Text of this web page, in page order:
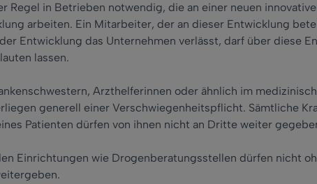
Regel in Betrieben notwendig, die an einer neuen
arbeiten. Ein Mitarbeiter, der an dieser Entwicklung
Entwicklung das Unternehmen verlässt, darf über diese
lassen.
Arzthelferinnen oder ähnlich im
generell einer Verschwiegenheitspflicht. Sämtliche
Patienten dürfen von ihnen nicht an Dritte weiter
Einrichtungen wie Drogenberatungsstellen dürfen nicht